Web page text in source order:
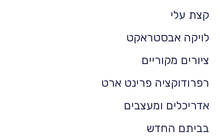
קצת עלי
לויקה אבסטראקט
ציורים מקוריים
רפרודוקציה פרינט ארט
אדריכלים ומעצבים
בביתם החדש